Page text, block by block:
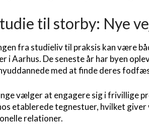
til storby: Nye
fra studieliv til praksis kan være
i Aarhus. De seneste år har byen
med at finde deres
vælger at engagere sig i frivillige
etablerede tegnestuer, hvilket
relationer.